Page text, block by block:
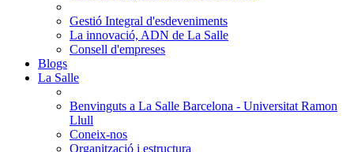
Gestió Integral d'esdeveniments
La innovació, ADN de La Salle
Consell d'empreses
Blogs
La Salle
Benvinguts a La Salle Barcelona - Universitat Ramon
Llull
Coneix-nos
Organització i estructura